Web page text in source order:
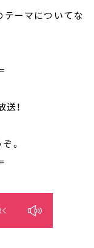
テーマについてな
送！
ぞ。